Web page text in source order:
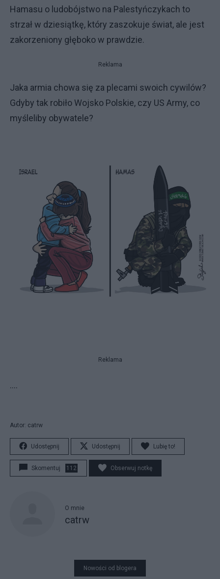
Hamasu o ludobójstwo na Palestyńczykach to
strzał w dziesiątkę, który zaszokuje świat, ale jest
zakorzeniony głęboko w prawdzie.
Reklama
Jaka armia chowa się za plecami swoich cywilów?
Gdyby tak robiło Wojsko Polskie, czy US Army, co
myśleliby obywatele?
Reklama
....
Autor: catrw
Udostępnij Udostępnij Lubię to!
Skomentuj 112 Obserwuj notkę
O mnie
catrw
Nowości od blogera